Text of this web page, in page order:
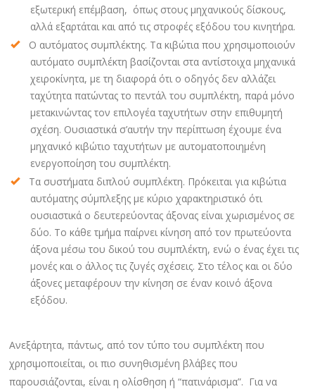
εξωτερική επέμβαση, όπως στους μηχανικούς δίσκους,
αλλά εξαρτάται και από τις στροφές εξόδου του κινητήρα.
Ο αυτόματος συμπλέκτης. Τα κιβώτια που χρησιμοποιούν
αυτόματο συμπλέκτη βασίζονται στα αντίστοιχα μηχανικά
χειροκίνητα, με τη διαφορά ότι ο οδηγός δεν αλλάζει
ταχύτητα πατώντας το πεντάλ του συμπλέκτη, παρά μόνο
μετακινώντας τον επιλογέα ταχυτήτων στην επιθυμητή
σχέση. Ουσιαστικά σ’αυτήν την περίπτωση έχουμε ένα
μηχανικό κιβώτιο ταχυτήτων με αυτοματοποιημένη
ενεργοποίηση του συμπλέκτη.
Τα συστήματα διπλού συμπλέκτη. Πρόκειται για κιβώτια
αυτόματης σύμπλεξης με κύριο χαρακτηριστικό ότι
ουσιαστικά ο δευτερεύοντας άξονας είναι χωρισμένος σε
δύο. Το κάθε τμήμα παίρνει κίνηση από τον πρωτεύοντα
άξονα μέσω του δικού του συμπλέκτη, ενώ ο ένας έχει τις
μονές και ο άλλος τις ζυγές σχέσεις. Στο τέλος και οι δύο
άξονες μεταφέρουν την κίνηση σε έναν κοινό άξονα
εξόδου.
Ανεξάρτητα, πάντως, από τον τύπο του συμπλέκτη που
χρησιμοποιείται, οι πιο συνηθισμένη βλάβες που
παρουσιάζονται, είναι η ολίσθηση ή “πατινάρισμα”. Για να